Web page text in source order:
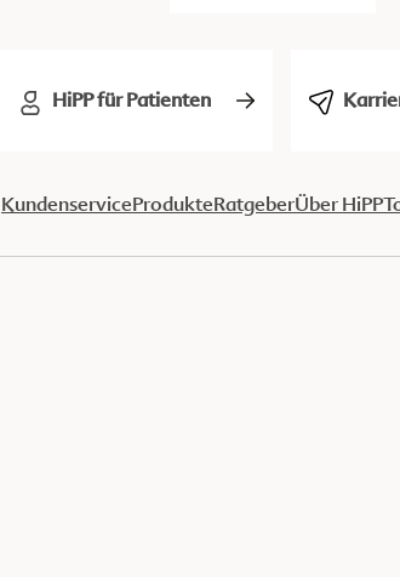
HiPP für Patienten
KundenserviceProdukteRatgeberÜber HiPP